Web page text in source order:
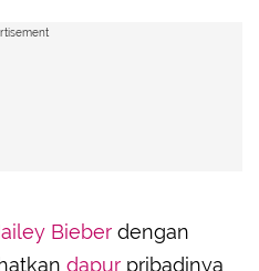
Bieber dengan
dapur pribadinya